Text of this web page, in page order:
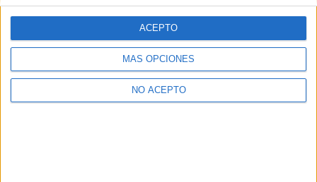
MÁS OPCIONES
NO ACEPTO
ACEPTO
Y como regalo de agradecimiento, por registrarte te daremos
gratis una copia de nuestro ebook con 100 consejos para tu
primer año de universidad